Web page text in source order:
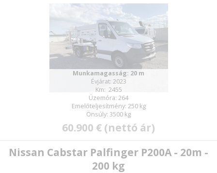
Munkamagasság: 20 m
Évjárat: 2023
Km: 2455
Üzemóra: 264
Emelőteljesítmény: 250 kg
Önsúly: 3500 kg
60.900 € (nettó ár)
Nissan Cabstar Palfinger P200A - 20m -
200 kg